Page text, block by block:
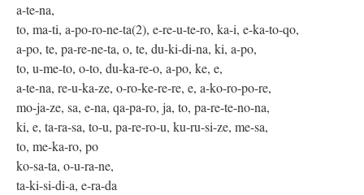
a-te-na,
to, ma-ti, a-po-ro-ne-ta(2), e-re-u-te-ro, ka-i, e-ka-to-qo,
a-po, te, pa-re-ne-ta, o, te, du-ki-di-na, ki, a-po,
to, u-me-to, o-to, du-ka-re-o, a-po, ke, e,
a-te-na, re-u-ka-ze, o-ro-ke-re-re, e, a-ko-ro-po-re,
mo-ja-ze, sa, e-na, qa-pa-ro, ja, to, pa-re-te-no-na,
ki, e, ta-ra-sa, to-u, pa-re-ro-u, ku-ru-si-ze, me-sa,
to, me-ka-ro, po
ko-sa-ta, o-u-ra-ne,
ta-ki-si-di-a, e-ra-da